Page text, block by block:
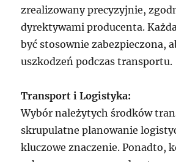
zrealizowany precyzyjnie,
dyrektywami producenta.
być stosownie zabezpieczona,
uszkodzeń podczas transportu.
Transport i Logistyka:
Wybór należytych środków
skrupulatne planowanie
kluczowe znaczenie. Ponadto,